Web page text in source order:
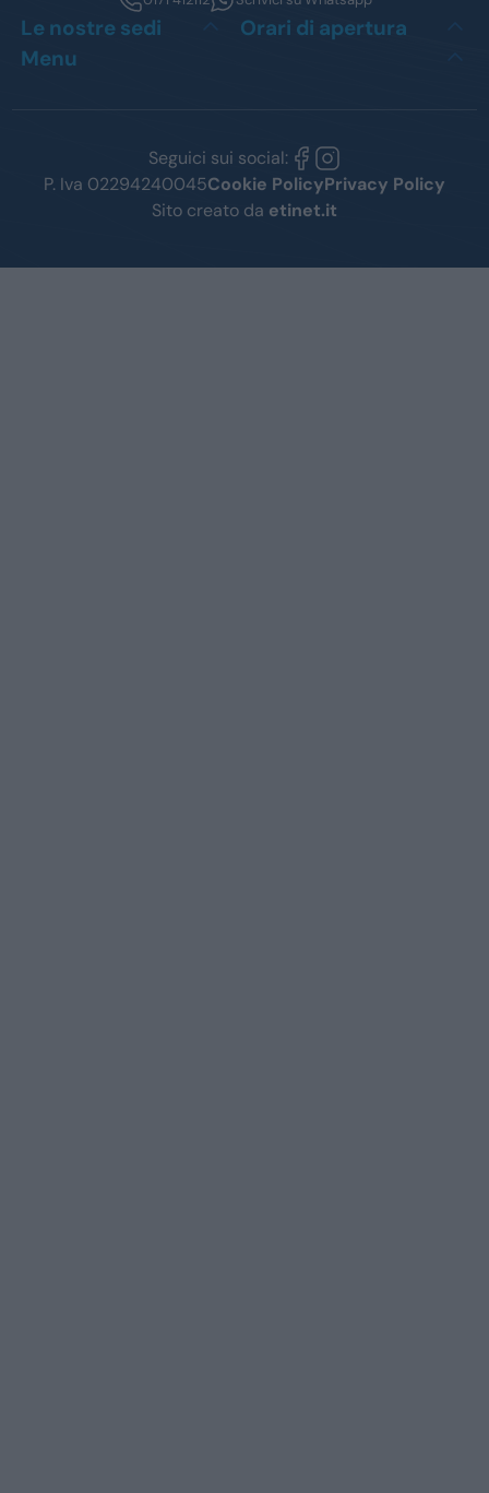
Le nostre sedi
Orari di apertura
Menu
Seguici sui social:
P. Iva 02294240045Cookie PolicyPrivacy Policy
Sito creato da etinet.it